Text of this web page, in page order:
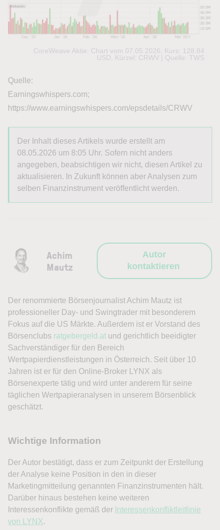
CoreWeave Aktie: Chart vom 07.05.2026, Kurs: 128.84
USD, Kürzel: CRWV | Quelle: TWS
Quelle:
Earningswhispers.com;
https://www.earningswhispers.com/epsdetails/CRWV
Der Inhalt dieses Artikels wurde erstellt am
08.05.2026 um 8:05 Uhr. Sofern nicht anders
angegeben, beabsichtigen wir nicht, diesen Artikel zu
aktualisieren. In Zukunft können aber Analysen zum
selben Finanzinstrument veröffentlicht werden.
Achim
Mautz
Autor
kontaktieren
Der renommierte Börsenjournalist Achim Mautz ist
professioneller Day- und Swingtrader mit besonderem
Fokus auf die US Märkte. Außerdem ist er Vorstand des
Börsenclubs ratgebergeld.at und gerichtlich beeidigter
Sachverständiger für den Bereich
Wertpapierdienstleistungen in Österreich. Seit über 10
Jahren ist er für den Online-Broker LYNX als
Börsenexperte tätig und wird unter anderem für seine
täglichen Wertpapieranalysen in unserem Börsenblick
geschätzt.